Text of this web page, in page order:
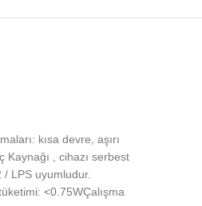
kısa devre, aşırı
Kaynağı , cihazı serbest
/ LPS uyumludur.
<0.75WÇalışma